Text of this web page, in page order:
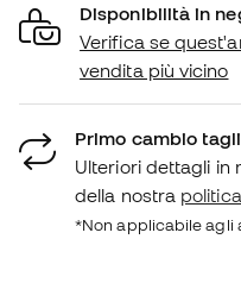
Disponibilità in
Verifica se
vendita più vicino
Primo cambio
Ulteriori dettagli in
della nostra
*Non applicabile agli